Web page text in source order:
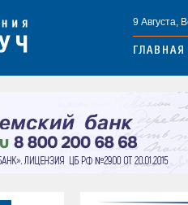
9 Августа,
ГЛАВНАЯ